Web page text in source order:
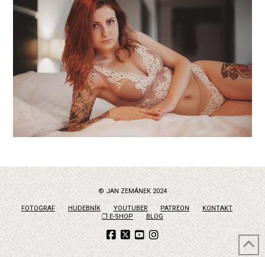
© JAN ZEMÁNEK 2024
FOTOGRAF HUDEBNÍK YOUTUBER PATREON
KONTAKT
❐ E-SHOP
BLOG